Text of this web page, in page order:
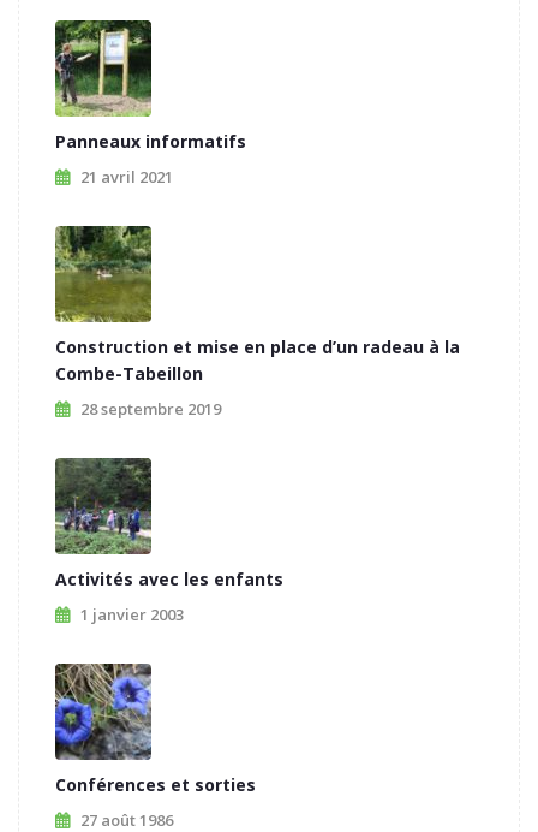
Panneaux informatifs
21 avril 2021
Construction et mise en place d’un radeau à la
Combe-Tabeillon
28 septembre 2019
Activités avec les enfants
1 janvier 2003
Conférences et sorties
27 août 1986